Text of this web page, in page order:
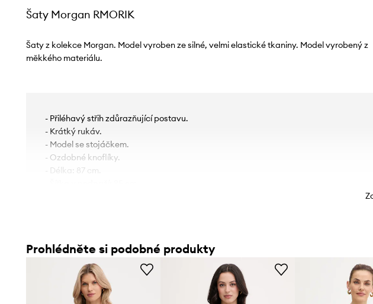
Šaty Morgan RMORIK
Šaty z kolekce Morgan. Model vyroben ze silné, velmi elastické tkaniny. Model vyrobený z
měkkého materiálu.
- Přiléhavý střih zdůrazňující postavu.
- Krátký rukáv.
- Model se stojáčkem.
- Ozdobné knoflíky.
- Délka: 87 cm.
Prohlédněte si podobné produkty